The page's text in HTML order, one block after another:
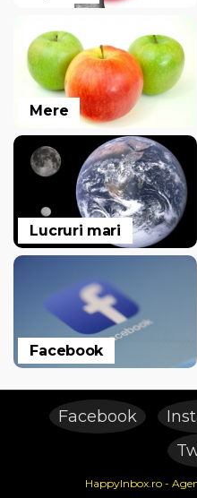
Mere
Lucruri mari
Facebook
Facebook
HappyInbox.ro -